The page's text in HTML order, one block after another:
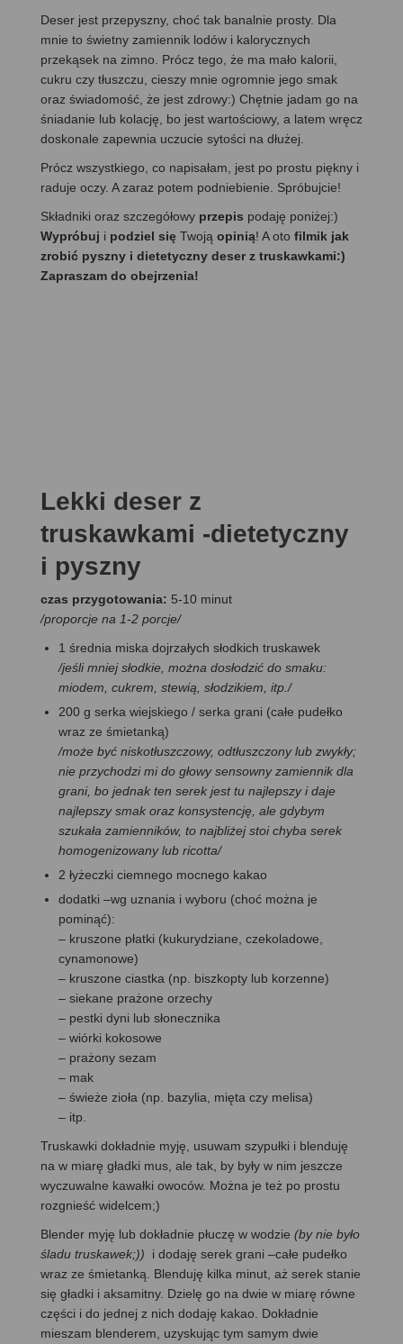
Deser jest przepyszny, choć tak banalnie prosty. Dla
mnie to świetny zamiennik lodów i kalorycznych
przekąsek na zimno. Prócz tego, że ma mało kalorii,
cukru czy tłuszczu, cieszy mnie ogromnie jego smak
oraz świadomość, że jest zdrowy:) Chętnie jadam go na
śniadanie lub kolację, bo jest wartościowy, a latem wręcz
doskonale zapewnia uczucie sytości na dłużej.
Prócz wszystkiego, co napisałam, jest po prostu piękny i
raduje oczy. A zaraz potem podniebienie. Spróbujcie!
Składniki oraz szczegółowy przepis podaję poniżej:)
Wypróbuj i podziel się Twoją opinią! A oto filmik jak
zrobić pyszny i dietetyczny deser z truskawkami:)
Zapraszam do obejrzenia!
Lekki deser z
truskawkami -dietetyczny
i pyszny
czas przygotowania: 5-10 minut
/proporcje na 1-2 porcje/
1 średnia miska dojrzałych słodkich truskawek
/jeśli mniej słodkie, można dosłodzić do smaku:
miodem, cukrem, stewią, słodzikiem, itp./
200 g serka wiejskiego / serka grani (całe pudełko
wraz ze śmietanką)
/może być niskotłuszczowy, odtłuszczony lub zwykły;
nie przychodzi mi do głowy sensowny zamiennik dla
grani, bo jednak ten serek jest tu najlepszy i daje
najlepszy smak oraz konsystencję, ale gdybym
szukała zamienników, to najbliżej stoi chyba serek
homogenizowany lub ricotta/
2 łyżeczki ciemnego mocnego kakao
dodatki –wg uznania i wyboru (choć można je
pominąć):
– kruszone płatki (kukurydziane, czekoladowe,
cynamonowe)
– kruszone ciastka (np. biszkopty lub korzenne)
– siekane prażone orzechy
– pestki dyni lub słonecznika
– wiórki kokosowe
– prażony sezam
– mak
– świeże zioła (np. bazylia, mięta czy melisa)
– itp.
Truskawki dokładnie myję, usuwam szypułki i blenduję
na w miarę gładki mus, ale tak, by były w nim jeszcze
wyczuwalne kawałki owoców. Można je też po prostu
rozgnieść widelcem;)
Blender myję lub dokładnie płuczę w wodzie (by nie było
śladu truskawek;))
i dodaję serek grani –całe pudełko
wraz ze śmietanką. Blenduję kilka minut, aż serek stanie
się gładki i aksamitny. Dzielę go na dwie w miarę równe
części i do jednej z nich dodaję kakao. Dokładnie
mieszam blenderem, uzyskując tym samym dwie